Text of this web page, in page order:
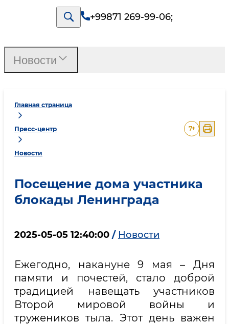
+99871 269-99-06;
Главная страница
Пресс-центр
Новости
7+
Посещение дома участника
блокады Ленинграда
2025-05-05 12:40:00 / Новости
Ежегодно, накануне 9 мая – Дня
памяти и почестей, стало доброй
традицией навещать участников
Второй мировой войны и
тружеников тыла. Этот день важен
Новости